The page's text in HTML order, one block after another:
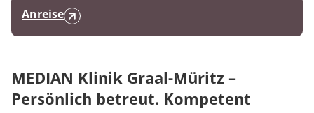
Anreise
MEDIAN Klinik Graal-Müritz –
Persönlich betreut. Kompetent